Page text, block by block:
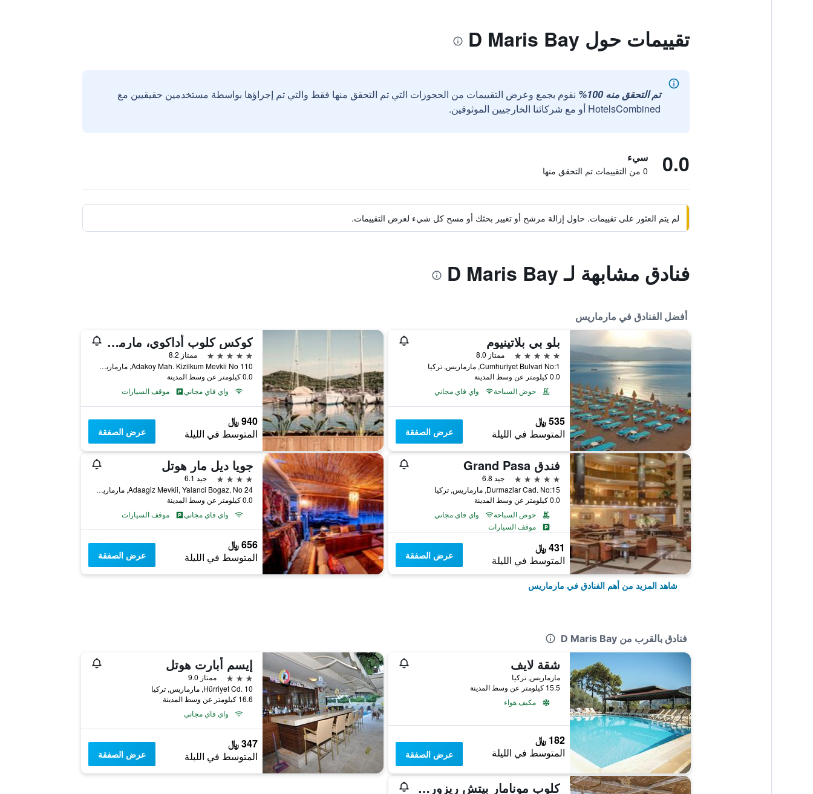
تقييمات حول D Maris Bay
تم التحقق منه 100%
نقوم بجمع وعرض التقييمات من الحجوزات التي تم التحقق منها فقط والتي تم إجراؤها بواسطة مستخدمين حقيقيين مع
HotelsCombined أو مع شركائنا الخارجيين الموثوقين.
0.0 سيء
0 من التقييمات تم التحقق منها
لم يتم العثور على تقييمات. حاول إزالة مرشح أو تغيير بحثك أو مسح كل شيء لعرض التقييمات.
فنادق مشابهة لـ D Maris Bay
أفضل الفنادق في مارماريس
بلو بي بلاتينيوم
5 نجوم
ممتاز 8.0
Cumhuriyet Bulvari No:1, مارماريس, تركيا
0.0 كيلومتر عن وسط المدينة
حوض السباحة
واي فاي مجاني
535 ﷼
المتوسط في الليلة عرض الصفقة
كوكس كلوب أداكوي، مارماريس - لدالغين فقط
5 نجوم
ممتاز 8.2
Adakoy Mah. Kizilkum Mevkii No 110, مارماريس, تركيا
0.0 كيلومتر عن وسط المدينة
واي فاي مجاني
موقف السيارات
940 ﷼
المتوسط في الليلة عرض الصفقة
فندق Grand Pasa
5 نجوم
جيد 6.8
Durmazlar Cad. No:15, مارماريس, تركيا
0.0 كيلومتر عن وسط المدينة
حوض السباحة
واي فاي مجاني
موقف السيارات
431 ﷼
المتوسط في الليلة عرض الصفقة
جويا ديل مار هوتل
4 نجوم
جيد 6.1
Adaagiz Mevkii, Yalanci Bogaz, No 24, مارماريس, تركيا
0.0 كيلومتر عن وسط المدينة
واي فاي مجاني
موقف السيارات
656 ﷼
المتوسط في الليلة عرض الصفقة
شاهد المزيد من أهم الفنادق في مارماريس
فنادق بالقرب من D Maris Bay
شقة لايف
مارماريس, تركيا
15.5 كيلومتر عن وسط المدينة
مكيف هواء
182 ﷼
المتوسط في الليلة عرض الصفقة
إيسم أبارت هوتل
3 نجوم
ممتاز 9.0
Hürriyet Cd. 10, مارماريس, تركيا
16.6 كيلومتر عن وسط المدينة
واي فاي مجاني
347 ﷼
المتوسط في الليلة عرض الصفقة
كلوب مونامار بيتش ريزورت – شامل جميع الخدمات